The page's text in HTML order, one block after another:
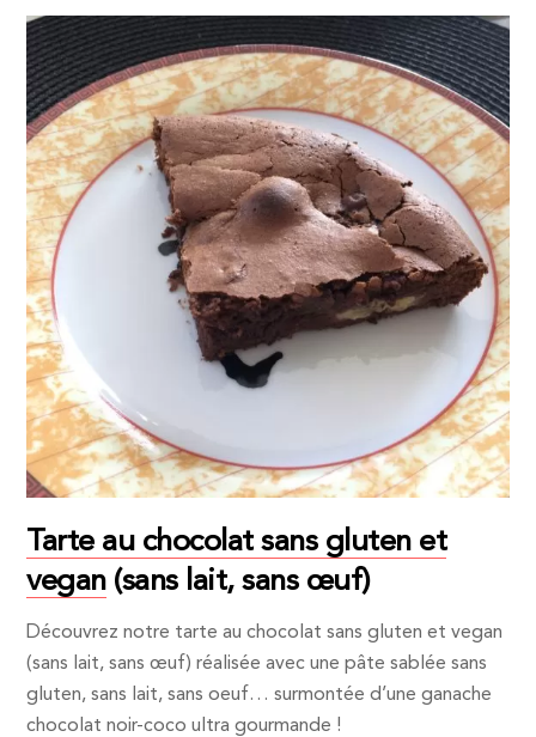
Tarte au chocolat sans gluten et
vegan(sans lait, sans œuf)
Découvrez notre tarte au chocolat sans gluten et vegan
(sans lait, sans œuf) réalisée avec une pâte sablée sans
gluten, sans lait, sans oeuf… surmontée d’une ganache
chocolat noir-coco ultra gourmande !